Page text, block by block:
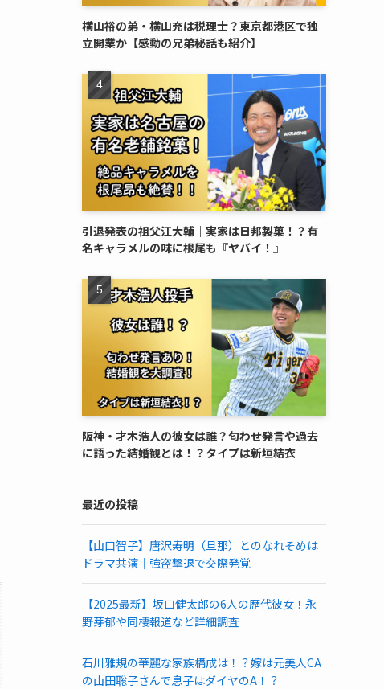
横山裕の弟・横山充は税理士？東京都港区で独
立開業か【感動の兄弟秘話も紹介】
引退発表の祖父江大輔｜実家は日邦製菓！？有
名キャラメルの味に根尾も『ヤバイ！』
阪神・才木浩人の彼女は誰？匂わせ発言や過去
に語った結婚観とは！？タイプは新垣結衣
最近の投稿
【山口智子】唐沢寿明（旦那）とのなれそめは
ドラマ共演｜強盗撃退で交際発覚
【2025最新】坂口健太郎の6人の歴代彼女！永
野芽郁や同棲報道など詳細調査
石川雅規の華麗な家族構成は！？嫁は元美人CA
の山田聡子さんで息子はダイヤのA！？